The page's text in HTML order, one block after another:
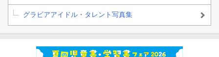
グラビアアイドル・タレント写真集